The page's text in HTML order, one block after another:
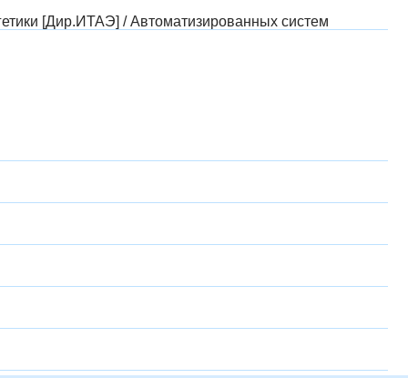
[Дир.ИТАЭ] /Автоматизированных систем